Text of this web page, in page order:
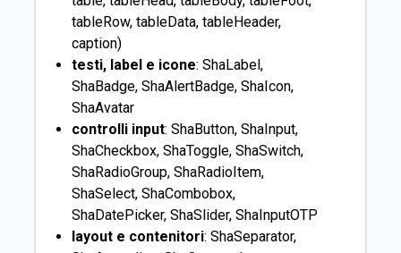
tableRow, tableData, tableHeader,
caption)
testi, label e icone: ShaLabel,
ShaBadge, ShaAlertBadge, ShaIcon,
ShaAvatar
controlli input: ShaButton, ShaInput,
ShaCheckbox, ShaToggle, ShaSwitch,
ShaRadioGroup, ShaRadioItem,
ShaSelect, ShaCombobox,
ShaDatePicker, ShaSlider, ShaInputOTP
layout e contenitori: ShaSeparator,